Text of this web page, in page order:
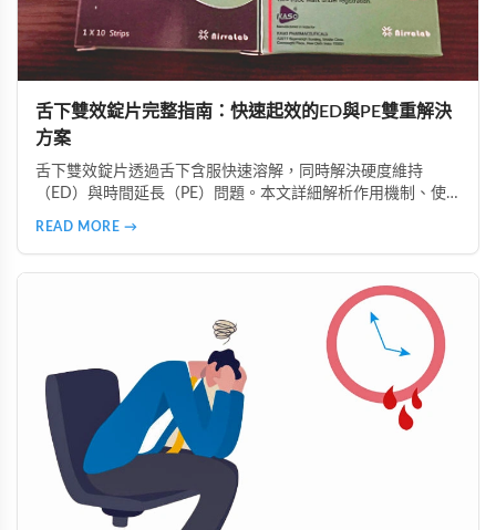
舌下雙效錠片完整指南：快速起效的ED與PE雙重解決
方案
舌下雙效錠片透過舌下含服快速溶解，同時解決硬度維持
（ED）與時間延長（PE）問題。本文詳細解析作用機制、使
READ MORE →